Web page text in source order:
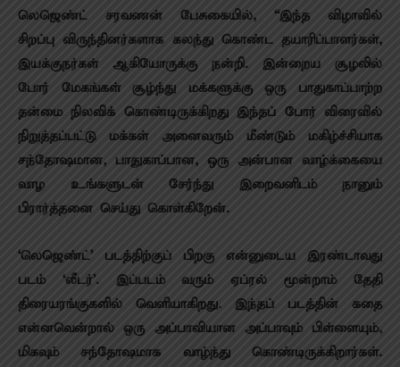
லெஜெண்ட் சரவணன் பேசுகையில், “இந்த விழாவில்
சிறப்பு விருந்தினர்களாக கலந்து கொண்ட தயாரிப்பாளர்கள்,
இயக்குநர்கள் ஆகியோருக்கு நன்றி.‌ இன்றைய சூழலில்
போர் மேகங்கள் சூழ்ந்து மக்களுக்கு ஒரு பாதுகாப்பாற்ற
தன்மை நிலவிக் கொண்டிருக்கிறது இந்தப் போர் விரைவில்
நிறுத்தப்பட்டு மக்கள் அனைவரும் மீண்டும் மகிழ்ச்சியாக
சந்தோஷமான, பாதுகாப்பான, ஒரு அன்பான வாழ்க்கையை
வாழ உங்களுடன் சேர்ந்து இறைவனிடம் நானும்
பிரார்த்தனை செய்து கொள்கிறேன்.
‘லெஜெண்ட்’ படத்திற்குப் பிறகு என்னுடைய இரண்டாவது
படம் ‘லீடர்’. இப்படம் வரும் ஏப்ரல் மூன்றாம் தேதி
திரையரங்குகளில் வெளியாகிறது. இந்தப் படத்தின் கதை
என்னவென்றால் ஒரு அப்பாவியான அப்பாவும் பிள்ளையும்,
மிகவும் சந்தோஷமாக வாழ்ந்து கொண்டிருக்கிறார்கள்.